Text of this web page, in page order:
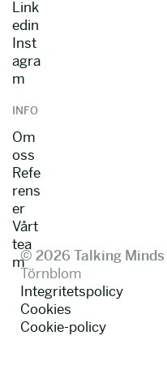
Link
edin
Inst
agra
m
INFO
Om
oss
Refe
rens
er
Vårt
tea
m© 2026 Talking Minds
Törnblom
Integritetspolicy
Cookies
Cookie-policy